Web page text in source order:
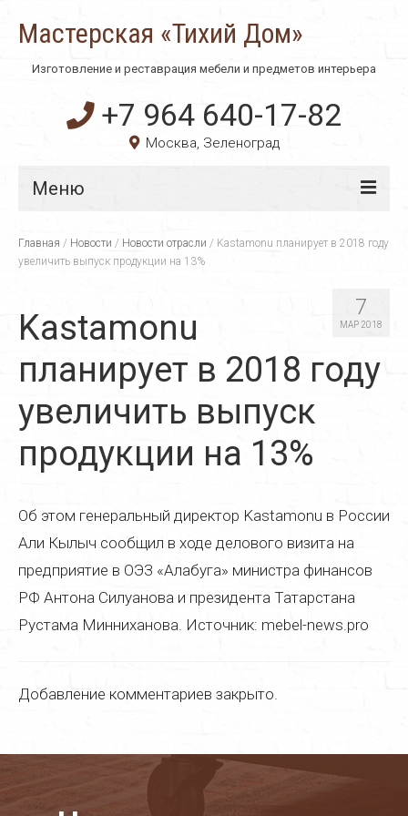
Мастерская «Тихий Дом»
Изготовление и реставрация мебели и предметов интерьера
+7 964 640-17-82
Москва, Зеленоград
Меню
Главная
Технологии
Услуги
Реставрация дверей
Реставрация стульев
Реставрация кресла
Реставрация кухонной мебели
Реставрация старой мебели
Реставрация паркета
Главная / Новости / Новости отрасли / Kastamonu планирует в 2018 году
увеличить выпуск продукции на 13%
7
МАР 2018
Kastamonu
планирует в 2018 году
увеличить выпуск
продукции на 13%
Об этом генеральный директор Kastamonu в России
Али Кылыч сообщил в ходе делового визита на
предприятие в ОЭЗ «Алабуга» министра финансов
РФ Антона Силуанова и президента Татарстана
Рустама Минниханова. Источник: mebel-news.pro
Добавление комментариев закрыто.